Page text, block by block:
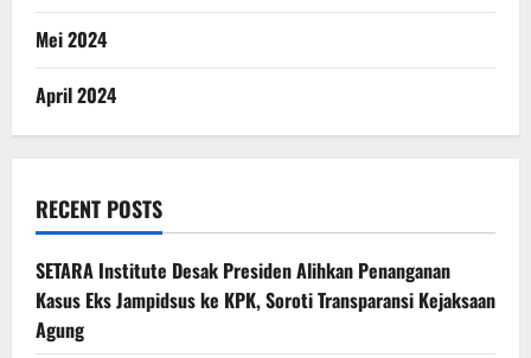
Mei 2024
April 2024
RECENT POSTS
SETARA Institute Desak Presiden Alihkan Penanganan
Kasus Eks Jampidsus ke KPK, Soroti Transparansi Kejaksaan
Agung